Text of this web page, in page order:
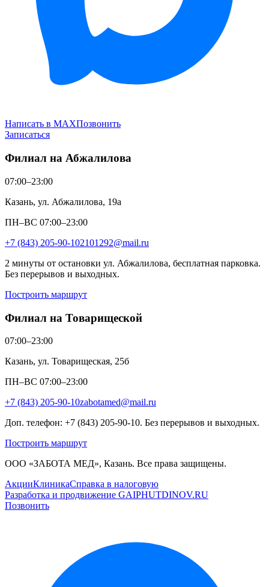
Написать в MAXПозвонить
Записаться
Филиал на Абжалилова
07:00–23:00
Казань, ул. Абжалилова, 19а
ПН–ВС 07:00–23:00
+7 (843) 205-90-102101292@mail.ru
2 минуты от остановки ул. Абжалилова, бесплатная парковка.
Без перерывов и выходных.
Построить маршрут
Филиал на Товарищеской
07:00–23:00
Казань, ул. Товарищеская, 25б
ПН–ВС 07:00–23:00
+7 (843) 205-90-10zabotamed@mail.ru
Доп. телефон: +7 (843) 205-90-10. Без перерывов и выходных.
Построить маршрут
ООО «ЗАБОТА МЕД», Казань. Все права защищены.
АкцииКлиникаСправка в налоговую
Разработка и продвижение GAIPHUTDINOV.RU
Позвонить